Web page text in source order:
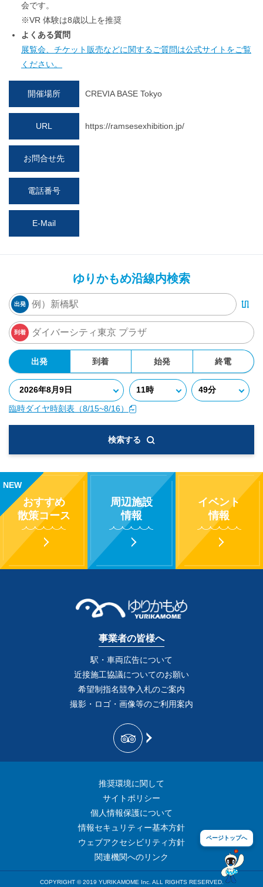
会です。
※VR 体験は8歳以上を推奨
よくある質問
展覧会、チケット販売などに関するご質問は公式サイトをご覧
ください。
開催場所 CREVIA BASE Tokyo
URL https://ramsesexhibition.jp/
お問合せ先
電話番号
E-Mail
ゆりかもめ沿線内検索
出発
到着
出発 到着 始発 終電
臨時ダイヤ時刻表（8/15~8/16）
検索する
NEW
おすすめ
散策コース
周辺施設
情報
イベント
情報
ページトップへ
事業者の皆様へ
駅・車両広告について
近接施工協議についてのお願い
希望制指名競争入札のご案内
撮影・ロゴ・画像等のご利用案内
推奨環境に関して
サイトポリシー
個人情報保護について
情報セキュリティー基本方針
ウェブアクセシビリティ方針
関連機関へのリンク
COPYRIGHT © 2019 YURIKAMOME Inc. ALL RIGHTS RESERVED.